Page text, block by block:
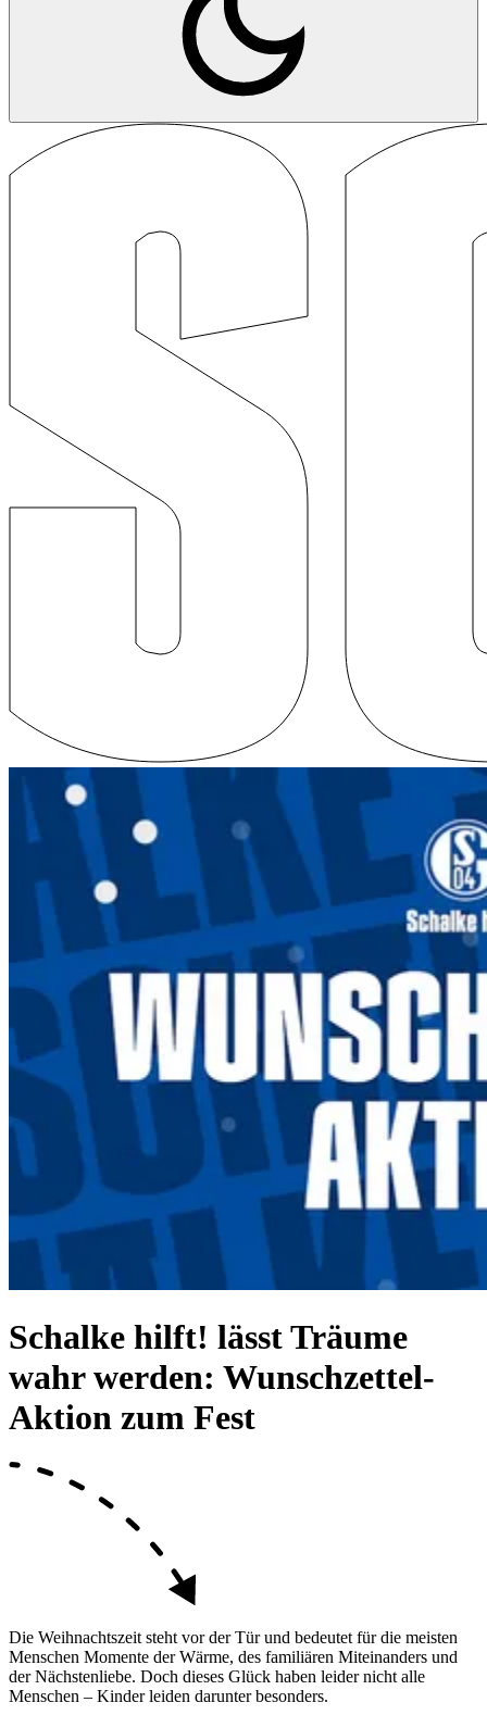
Schalke hilft! lässt Träume
wahr werden: Wunschzettel-
Aktion zum Fest
Die Weihnachtszeit steht vor der Tür und bedeutet für die meisten
Menschen Momente der Wärme, des familiären Miteinanders und
der Nächstenliebe. Doch dieses Glück haben leider nicht alle
Menschen – Kinder leiden darunter besonders.